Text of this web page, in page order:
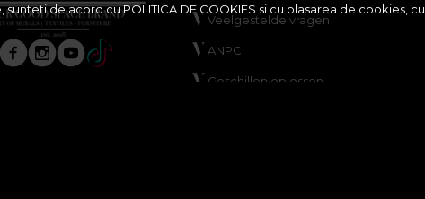
sunteti de acord cuPOLITICA DE COOKIES si cu plasarea de cookies, cu
Veelgestelde vragen
ANPC
Geschillen oplossen